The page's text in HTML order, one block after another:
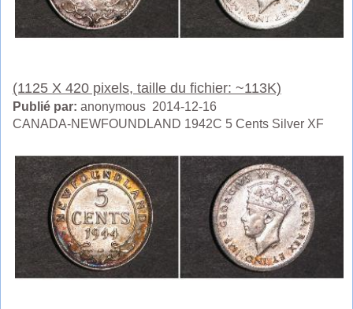
(1125 X 420 pixels, taille du fichier: ~113K)
Publié par: anonymous 2014-12-16
CANADA-NEWFOUNDLAND 1942C 5 Cents Silver XF